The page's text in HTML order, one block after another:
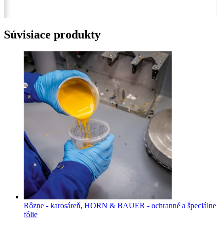
Súvisiace produkty
Rôzne - karosáreň, HORN & BAUER - ochranné a špeciálne
fólie